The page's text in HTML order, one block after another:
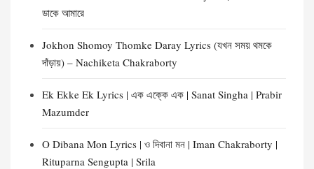
ডাকে আমারে
Jokhon Shomoy Thomke Daray Lyrics (যখন সময় থমকে
দাঁড়ায়) – Nachiketa Chakraborty
Ek Ekke Ek Lyrics | এক এক্কে এক | Sanat Singha | Prabir
Mazumder
O Dibana Mon Lyrics | ও দিবানা মন | Iman Chakraborty |
Rituparna Sengupta | Srila